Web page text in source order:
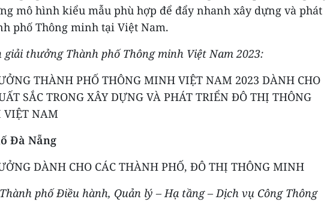
mô hình kiểu mẫu phù hợp để đẩy nhanh xây dựng và phát
phố Thông minh tại Việt Nam.
giải thưởng Thành phố Thông minh Việt Nam 2023:
THÀNH PHỐ THÔNG MINH VIỆT NAM 2023 DÀNH CHO
SẮC TRONG XÂY DỰNG VÀ PHÁT TRIỂN ĐÔ THỊ THÔNG
NAM
Đà Nẵng
DÀNH CHO CÁC THÀNH PHỐ, ĐÔ THỊ THÔNG MINH
phố Điều hành, Quản lý – Hạ tầng – Dịch vụ Công Thông